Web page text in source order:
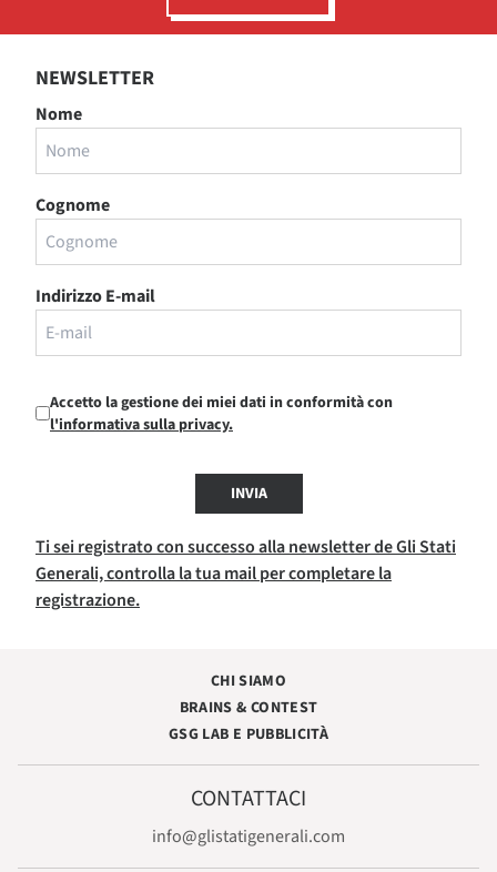
NEWSLETTER
Nome
Cognome
Indirizzo E-mail
Accetto la gestione dei miei dati in conformità con
l'informativa sulla privacy.
INVIA
Ti sei registrato con successo alla newsletter de Gli Stati
Generali, controlla la tua mail per completare la
registrazione.
CHI SIAMO
BRAINS & CONTEST
GSG LAB E PUBBLICITÀ
CONTATTACI
info@glistatigenerali.com